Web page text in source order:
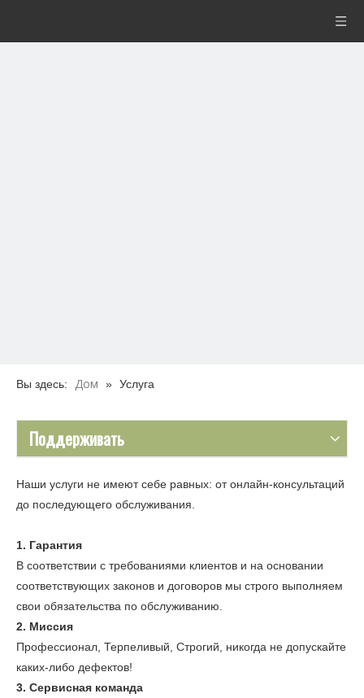
Вы здесь: Дом » Услуга
Поддерживать
Наши услуги не имеют себе равных: от онлайн-консультаций
до последующего обслуживания.
1. Гарантия
В соответствии с требованиями клиентов и на основании
соответствующих законов и договоров мы строго выполняем
свои обязательства по обслуживанию.
2. Миссия
Профессионал, Терпеливый, Строгий, никогда не допускайте
каких-либо дефектов!
3. Сервисная команда